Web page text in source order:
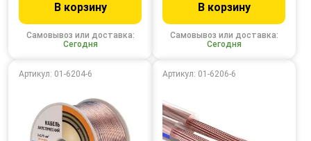
Самовывоз или доставка:
Сегодня
В корзину
Самовывоз или доставка:
Сегодня
В корзину
Артикул: 01-6204-6 Артикул: 01-6206-6